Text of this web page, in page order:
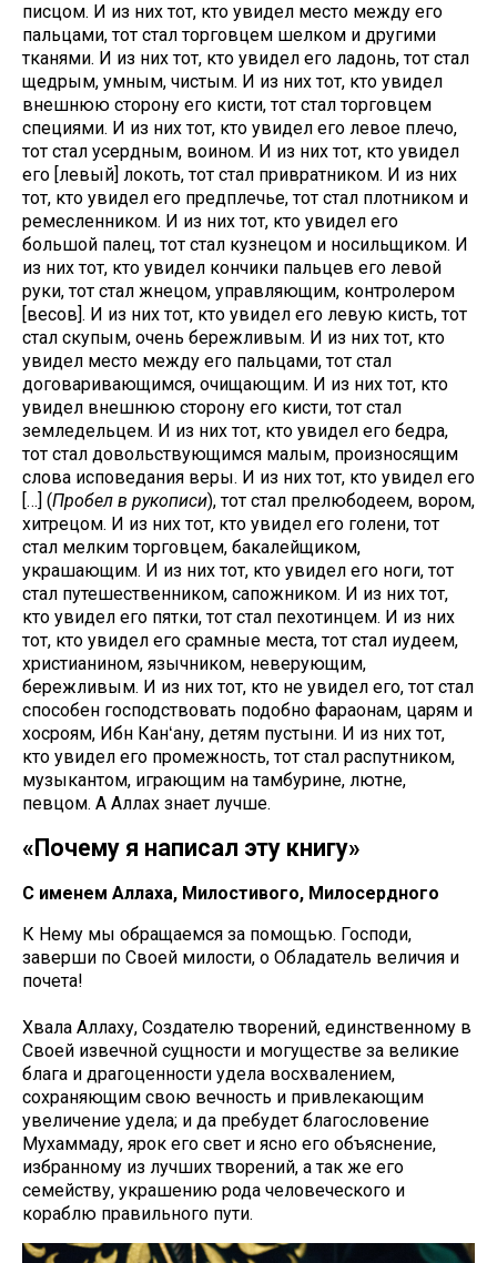
писцом. И из них тот, кто увидел место между его
пальцами, тот стал торговцем шелком и другими
тканями. И из них тот, кто увидел его ладонь, тот стал
щедрым, умным, чистым. И из них тот, кто увидел
внешнюю сторону его кисти, тот стал торговцем
специями. И из них тот, кто увидел его левое плечо,
тот стал усердным, воином. И из них тот, кто увидел
его [левый] локоть, тот стал привратником. И из них
тот, кто увидел его предплечье, тот стал плотником и
ремесленником. И из них тот, кто увидел его
большой палец, тот стал кузнецом и носильщиком. И
из них тот, кто увидел кончики пальцев его левой
руки, тот стал жнецом, управляющим, контролером
[весов]. И из них тот, кто увидел его левую кисть, тот
стал скупым, очень бережливым. И из них тот, кто
увидел место между его пальцами, тот стал
договаривающимся, очищающим. И из них тот, кто
увидел внешнюю сторону его кисти, тот стал
земледельцем. И из них тот, кто увидел его бедра,
тот стал довольствующимся малым, произносящим
слова исповедания веры. И из них тот, кто увидел его
[…] (Пробел в рукописи), тот стал прелюбодеем, вором,
хитрецом. И из них тот, кто увидел его голени, тот
стал мелким торговцем, бакалейщиком,
украшающим. И из них тот, кто увидел его ноги, тот
стал путешественником, сапожником. И из них тот,
кто увидел его пятки, тот стал пехотинцем. И из них
тот, кто увидел его срамные места, тот стал иудеем,
христианином, язычником, неверующим,
бережливым. И из них тот, кто не увидел его, тот стал
способен господствовать подобно фараонам, царям и
хосроям, Ибн Канʻану, детям пустыни. И из них тот,
кто увидел его промежность, тот стал распутником,
музыкантом, играющим на тамбурине, лютне,
певцом. А Аллах знает лучше.
«Почему я написал эту книгу»
С именем Аллаха, Милостивого, Милосердного
К Нему мы обращаемся за помощью. Господи,
заверши по Своей милости, о Обладатель величия и
почета!
Хвала Аллаху, Создателю творений, единственному в
Своей извечной сущности и могуществе за великие
блага и драгоценности удела восхвалением,
сохраняющим свою вечность и привлекающим
увеличение удела; и да пребудет благословение
Мухаммаду, ярок его свет и ясно его объяснение,
избранному из лучших творений, а так же его
семейству, украшению рода человеческого и
кораблю правильного пути.